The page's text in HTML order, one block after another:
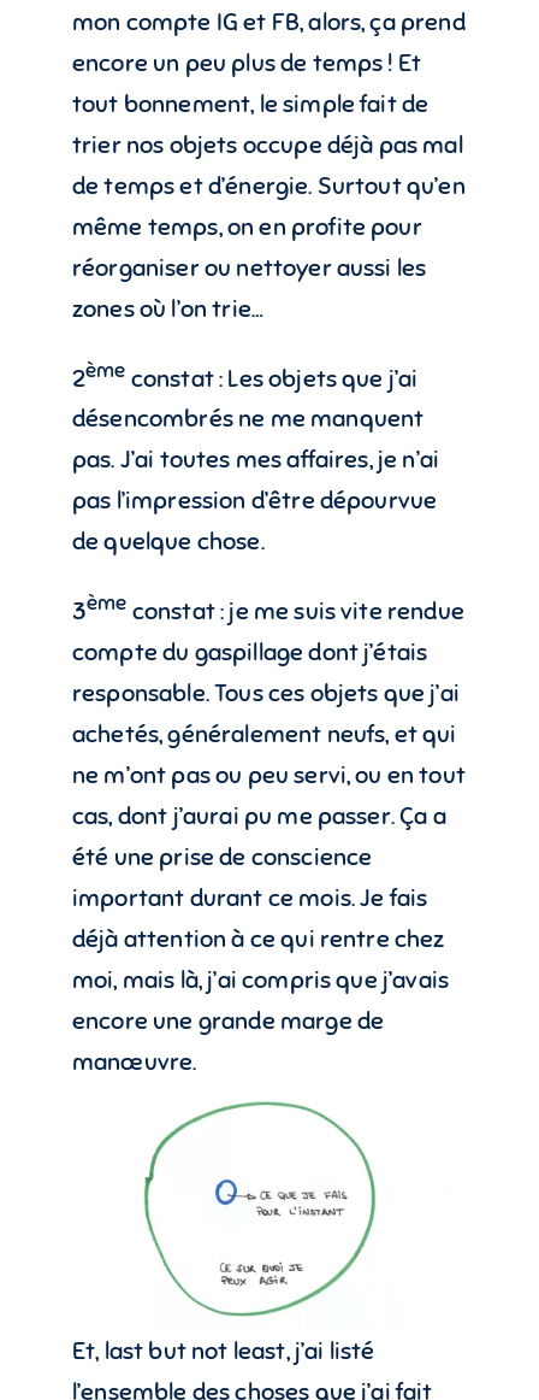
mon compte IG et FB, alors, ça prend
encore un peu plus de temps ! Et
tout bonnement, le simple fait de
trier nos objets occupe déjà pas mal
de temps et d’énergie. Surtout qu’en
même temps, on en profite pour
réorganiser ou nettoyer aussi les
zones où l’on trie…
2ème constat : Les objets que j’ai
désencombrés ne me manquent
pas. J’ai toutes mes affaires, je n’ai
pas l’impression d’être dépourvue
de quelque chose.
3ème constat : je me suis vite rendue
compte du gaspillage dont j’étais
responsable. Tous ces objets que j’ai
achetés, généralement neufs, et qui
ne m’ont pas ou peu servi, ou en tout
cas, dont j’aurai pu me passer. Ça a
été une prise de conscience
important durant ce mois. Je fais
déjà attention à ce qui rentre chez
moi, mais là, j’ai compris que j’avais
encore une grande marge de
manœuvre.
Et, last but not least, j’ai listé
l’ensemble des choses que j’ai fait